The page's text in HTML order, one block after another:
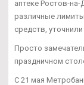
аптеке Ростов-
различные
средств,
Просто
праздничном
С 21 мая